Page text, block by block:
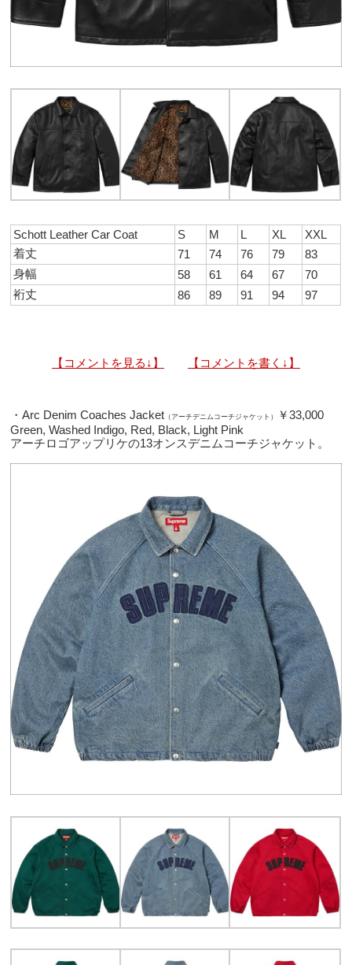
Schott Leather Car Coat S M L XL
XXL
着丈
71 74 76 79
83
身幅
58 61 64 67
70
裄丈
86 89 91 94 97
【コメントを見る↓】 【コメントを書く↓】
・Arc Denim Coaches Jacket （アーチデニムコーチジャケット）
￥33,000
Green, Washed Indigo, Red, Black, Light Pink
アーチロゴアップリケの13オンスデニムコーチジャケット。